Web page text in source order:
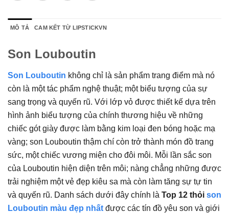
MÔ TẢ CAM KẾT TỪ LIPSTICKVN
Son Louboutin
Son Louboutin không chỉ là sản phẩm trang điểm mà nó
còn là một tác phẩm nghệ thuật; một biểu tượng của sự
sang trọng và quyến rũ. Với lớp vỏ được thiết kế dựa trên
hình ảnh biểu tượng của chính thương hiệu về những
chiếc gót giày được làm bằng kim loại đen bóng hoặc mạ
vàng; son Louboutin thậm chí còn trở thành món đồ trang
sức, một chiếc vương miện cho đôi môi. Mỗi lần sắc son
của Louboutin hiện diện trên môi; nàng chẳng những được
trải nghiệm một vẻ đẹp kiêu sa mà còn làm tăng sự tự tin
và quyến rũ. Danh sách dưới đây chính là Top 12 thỏi son
Louboutin màu đẹp nhất được các tín đồ yêu son và giới